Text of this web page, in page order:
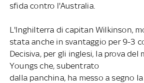
sfida contro l'Australia.
L'Inghilterra di capitan Wilkinson,
stata anche in svantaggio per 9-3
Decisiva, per gli inglesi, la prova del
Youngs che, subentrato
dalla panchina, ha messo a segno